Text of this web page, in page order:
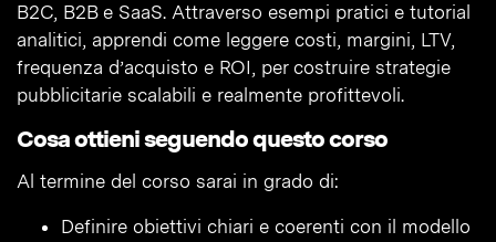
B2C, B2B e SaaS. Attraverso esempi pratici e tutorial
analitici, apprendi come leggere costi, margini, LTV,
frequenza d’acquisto e ROI, per costruire strategie
pubblicitarie scalabili e realmente profittevoli.
Cosa ottieni seguendo questo corso
Al termine del corso sarai in grado di:
Definire obiettivi chiari e coerenti con il modello